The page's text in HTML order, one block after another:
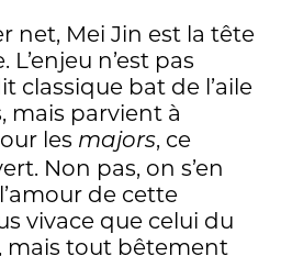
net, Mei Jin est la tête
n’est pas
classique bat de l’aile
mais parvient à
les majors, ce
Non pas, on s’en
de cette
vivace que celui du
mais tout bêtement